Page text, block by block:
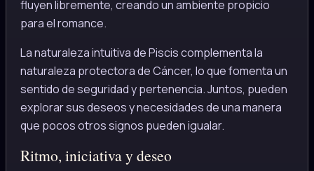
fluyen libremente, creando un ambiente propicio
para el romance.
La naturaleza intuitiva de Piscis complementa la
naturaleza protectora de Cáncer, lo que fomenta un
sentido de seguridad y pertenencia. Juntos, pueden
explorar sus deseos y necesidades de una manera
que pocos otros signos pueden igualar.
Ritmo, iniciativa y deseo